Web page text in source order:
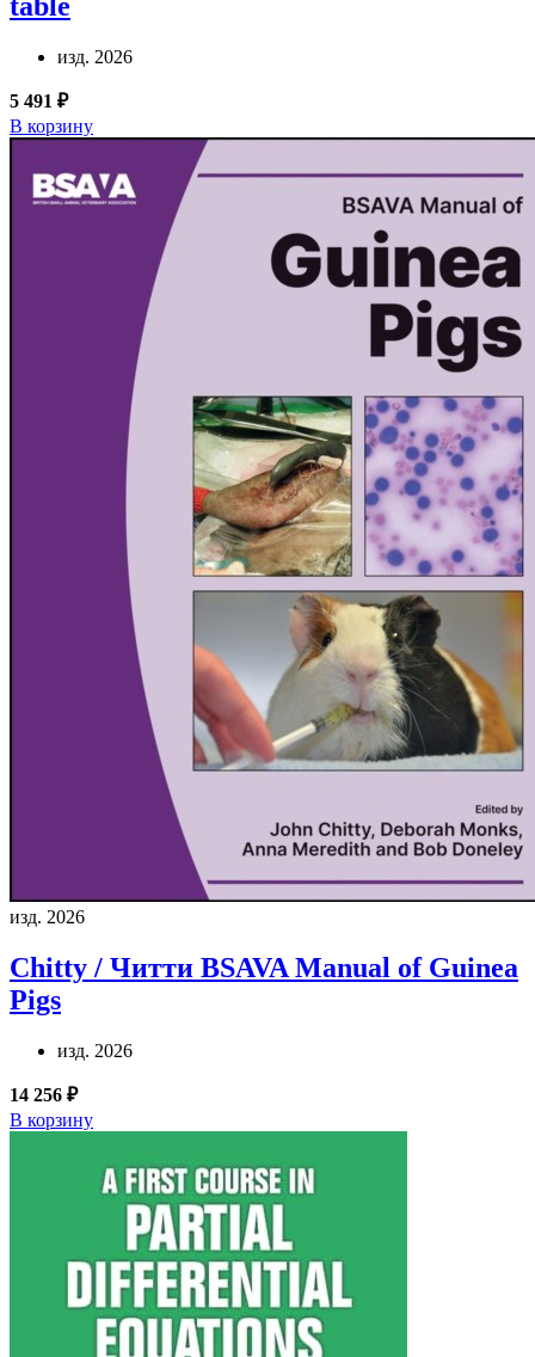
table
изд. 2026
5 491 ₽
В корзину
изд. 2026
Chitty / Читти BSAVA Manual of Guinea
Pigs
изд. 2026
14 256 ₽
В корзину